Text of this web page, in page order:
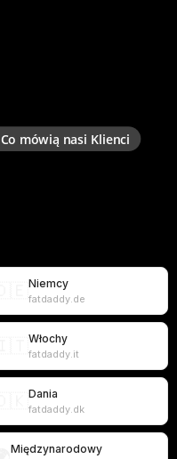
Co mówią nasi Klienci
Niemcy
fatdaddy.de
Włochy
fatdaddy.it
Dania
fatdaddy.dk
Międzynarodowy